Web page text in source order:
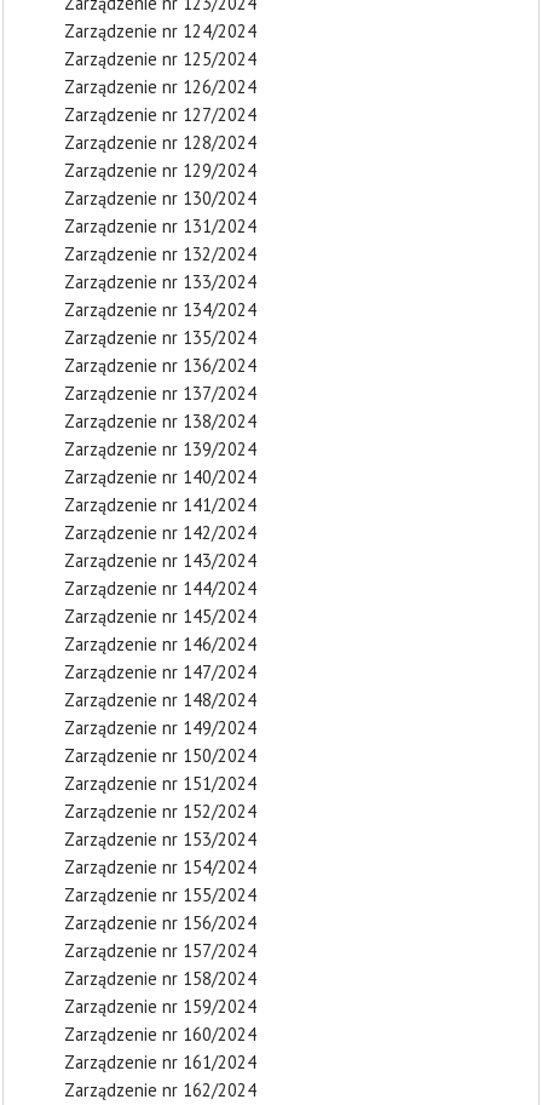
Zarządzenie nr 124/2024
Zarządzenie nr 125/2024
Zarządzenie nr 126/2024
Zarządzenie nr 127/2024
Zarządzenie nr 128/2024
Zarządzenie nr 129/2024
Zarządzenie nr 130/2024
Zarządzenie nr 131/2024
Zarządzenie nr 132/2024
Zarządzenie nr 133/2024
Zarządzenie nr 134/2024
Zarządzenie nr 135/2024
Zarządzenie nr 136/2024
Zarządzenie nr 137/2024
Zarządzenie nr 138/2024
Zarządzenie nr 139/2024
Zarządzenie nr 140/2024
Zarządzenie nr 141/2024
Zarządzenie nr 142/2024
Zarządzenie nr 143/2024
Zarządzenie nr 144/2024
Zarządzenie nr 145/2024
Zarządzenie nr 146/2024
Zarządzenie nr 147/2024
Zarządzenie nr 148/2024
Zarządzenie nr 149/2024
Zarządzenie nr 150/2024
Zarządzenie nr 151/2024
Zarządzenie nr 152/2024
Zarządzenie nr 153/2024
Zarządzenie nr 154/2024
Zarządzenie nr 155/2024
Zarządzenie nr 156/2024
Zarządzenie nr 157/2024
Zarządzenie nr 158/2024
Zarządzenie nr 159/2024
Zarządzenie nr 160/2024
Zarządzenie nr 161/2024
Zarządzenie nr 162/2024